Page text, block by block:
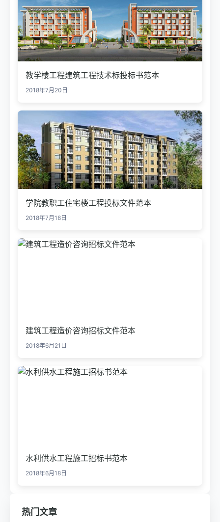
教学楼工程建筑工程技术标投标书范本
2018年7月20日
学院教职工住宅楼工程投标文件范本
2018年7月18日
建筑工程造价咨询招标文件范本
2018年6月21日
水利供水工程施工招标书范本
2018年6月18日
热门文章